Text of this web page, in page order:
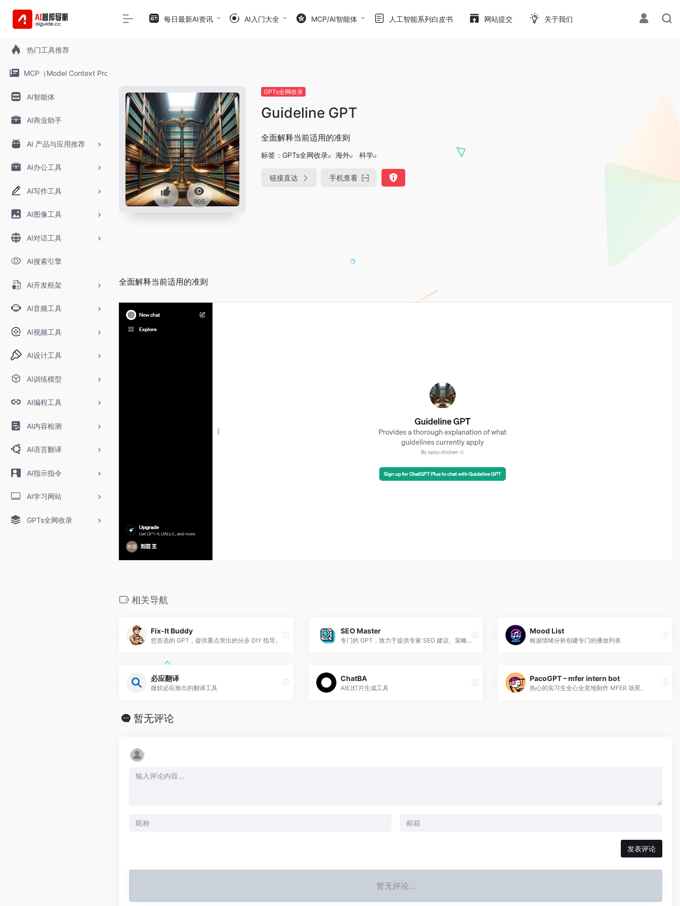
热门工具推荐
MCP（Model Context Protocol）
AI智能体
AI商业助手
AI 产品与应用推荐
AI办公工具
AI写作工具
AI图像工具
AI对话工具
AI搜索引擎
AI开发框架
AI音频工具
AI视频工具
AI设计工具
AI训练模型
AI编程工具
AI内容检测
AI语言翻译
AI指示指令
AI学习网站
GPTs全网收录
每日最新AI资讯 AI入门大全 MCP/AI智能体 人工智能系列白皮书 网站提交 关于我们
0 905
GPTs全网收录
Guideline GPT
全面解释当前适用的准则
标签： GPTs全网收录 海外 科学
链接直达 手机查看
全面解释当前适用的准则
相关导航
Fix-It Buddy
您首选的 GPT，提供重点突出的分步 DIY 指导。
SEO Master
专门的 GPT，致力于提供专家 SEO 建议、策略和分析，以提高网站可见度、提高搜索引擎排名并增加自然流量。
Mood List
根据情绪分析创建专门的播放列表
必应翻译
微软必应推出的翻译工具
ChatBA
AI幻灯片生成工具
PacoGPT – mfer intern bot
热心的实习生全心全意地制作 MFER 场景。
暂无评论
发表评论
暂无评论...